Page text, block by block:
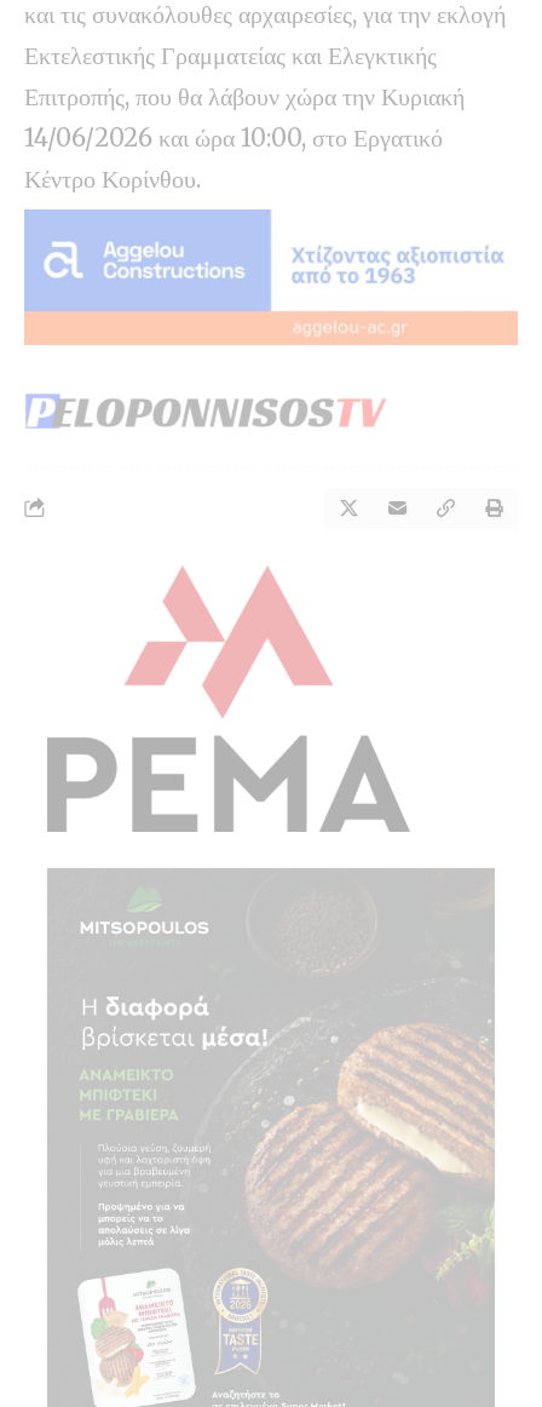
και τις συνακόλουθες αρχαιρεσίες, για την εκλογή
Εκτελεστικής Γραμματείας και Ελεγκτικής
Επιτροπής, που θα λάβουν χώρα την Κυριακή
14/06/2026 και ώρα 10:00, στο Εργατικό
Κέντρο Κορίνθου.